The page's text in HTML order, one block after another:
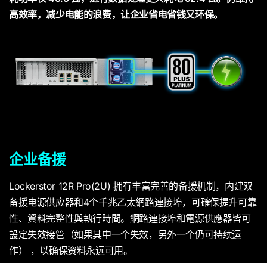
高效率，减少电能的浪费，让企业省电省钱又环保。
企业备援
Lockerstor 12R Pro(2U) 拥有丰富完善的备援机制，内建双
备援电源供应器和4个千兆乙太網路連接埠，可確保提升可靠
性、資料完整性與執行時間。網路連接埠和電源供應器皆可
設定失效接管（如果其中一个失效，另外一个仍可持续运
作） ，以确保资料永远可用。